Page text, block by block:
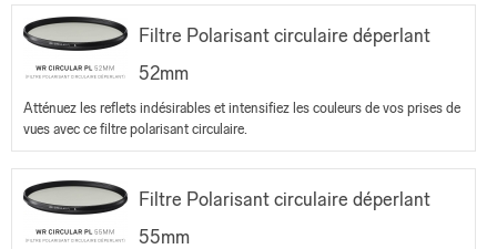
Filtre Polarisant circulaire déperlant
52mm
Atténuez les reflets indésirables et intensifiez les couleurs de vos prises de
vues avec ce filtre polarisant circulaire.
Filtre Polarisant circulaire déperlant
55mm